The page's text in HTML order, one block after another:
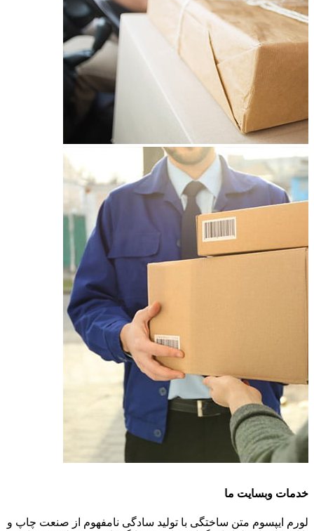
خدمات وبسایت ما
لورم ایپسوم متن ساختگی با تولید سادگی نامفهوم از صنعت چاپ و